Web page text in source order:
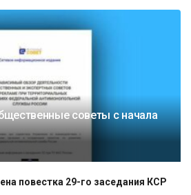
советы с начала
повестка 29-го заседания КСР